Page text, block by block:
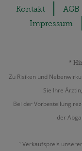
Kontakt AGB
Impressum
*
Zu Risiken und
Sie Ihre
Bei der Vorbestellung
der
¹ Verkaufspreis